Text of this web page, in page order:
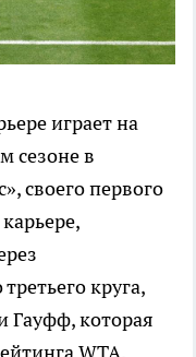
играет на
сезоне в
своего первого
круга,
Гауфф, которая
WTA.